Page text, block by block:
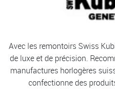
Avec les remontoirs Swiss
de luxe et de précision.
manufactures horlogères
confectionne des